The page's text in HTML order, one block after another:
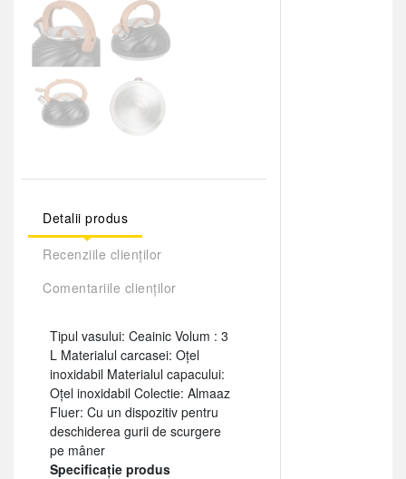
Detalii produs
Recenziile clienților
Comentariile clienților
Tipul vasului: Ceainic Volum : 3
L Materialul carcasei: Oțel
inoxidabil Materialul capacului:
Oțel inoxidabil Colectie: Almaaz
Fluer: Cu un dispozitiv pentru
deschiderea gurii de scurgere
pe mâner
Specificație produs